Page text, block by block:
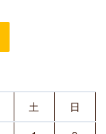
土
日